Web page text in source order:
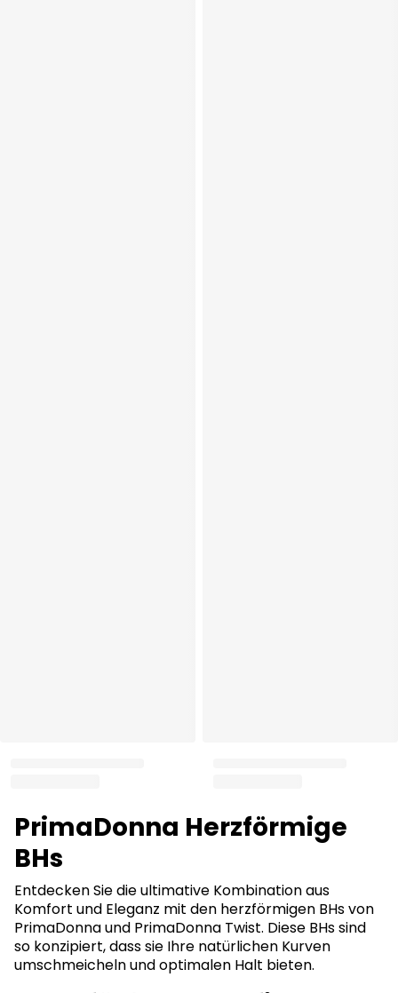
PrimaDonna Herzförmige
BHs
Entdecken Sie die ultimative Kombination aus
Komfort und Eleganz mit den herzförmigen BHs von
PrimaDonna und PrimaDonna Twist. Diese BHs sind
so konzipiert, dass sie Ihre natürlichen Kurven
umschmeicheln und optimalen Halt bieten.